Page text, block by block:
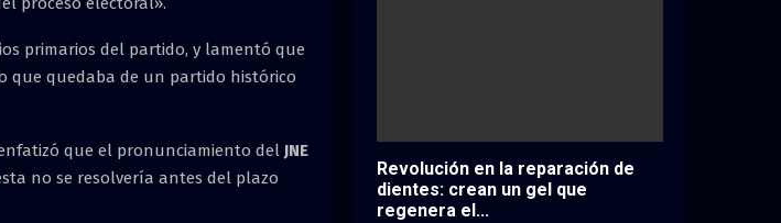
primarios del partido, y lamentó que
que quedaba de un partido histórico
que el pronunciamiento del JNE
no se resolvería antes del plazo
Revolución en la reparación de
dientes: crean un gel que
regenera el...